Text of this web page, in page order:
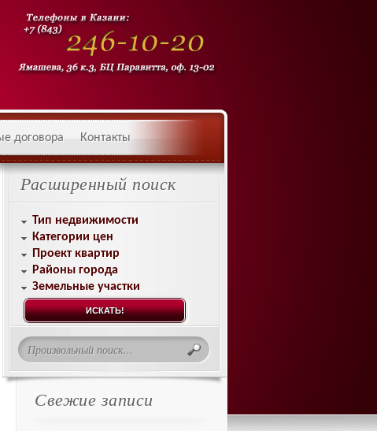
договора Контакты
Расширенный поиск
Тип недвижимости
Категории цен
Проект квартир
Районы города
Земельные участки
Свежие записи